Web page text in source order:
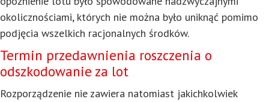
okolicznościami, których nie można było uniknąć pomimo
podjęcia wszelkich racjonalnych środków.
Termin przedawnienia roszczenia o
odszkodowanie za lot
Rozporządzenie nie zawiera natomiast jakichkolwiek